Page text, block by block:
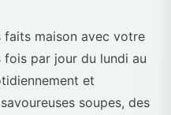
faits maison avec votre
par jour du lundi au
et
soupes, des